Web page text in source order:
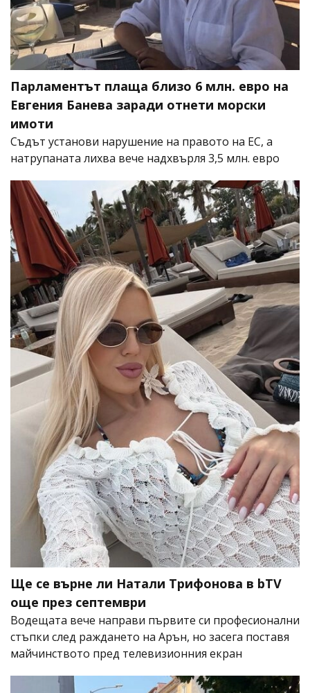
Парламентът плаща близо 6 млн. евро на
Евгения Банева заради отнети морски
имоти
Съдът установи нарушение на правото на ЕС, а
натрупаната лихва вече надхвърля 3,5 млн. евро
Ще се върне ли Натали Трифонова в bTV
още през септември
Водещата вече направи първите си професионални
стъпки след раждането на Арън, но засега поставя
майчинството пред телевизионния екран